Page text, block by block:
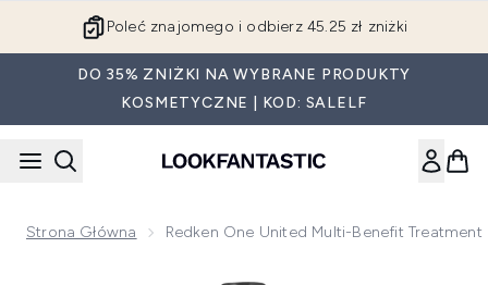
Poleć znajomego i odbierz 45.25 zł zniżki
DO 35% ZNIŻKI NA WYBRANE PRODUKTY
KOSMETYCZNE | KOD: SALELF
Strona Główna Redken One United Multi-Benefit